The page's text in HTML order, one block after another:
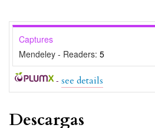
Captures
Mendeley - Readers: 5
- see details
Descargas